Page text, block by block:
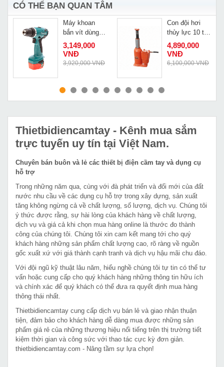
CÓ THỂ BẠN QUAN TÂM
MUA NGAY
Máy khoan
bắn vít dùng
pin Makita
6281DWE
3,149,000
VNĐ
3,920,000 VNĐ
MUA NGAY
Con đội hơi
thủy lực 10 tấn
Masada APJ-
100-2
4,890,000
VNĐ
6,100,000 VNĐ
Thietbidiencamtay - Kênh mua sắm
trực tuyến uy tín tại Việt Nam.
Chuyên bán buôn và lẻ các thiết bị điện cầm tay và dụng cụ
hỗ trợ
Trong những năm qua, cùng với đà phát triển và đổi mới của đất
nước nhu cầu về các dụng cụ hỗ trợ trong xây dựng, sản xuất
tăng không ngừng cả về chất lượng, số lượng, dịch vụ. Chúng tôi
ý thức được rằng, sự hài lòng của khách hàng về chất lượng,
dịch vụ và giá cả khi chọn mua hàng online là thước đo thành
công của chúng tôi. Chúng tôi xin cam kết mang tới cho quý
khách hàng những sản phẩm chất lượng cao, rõ ràng về nguồn
gốc xuất xứ với giá thành cạnh tranh và dịch vụ hậu mãi chu đáo.
Với đội ngũ kỹ thuật lâu năm, hiểu nghề chúng tôi tự tin có thể tư
vấn hoặc cung cấp cho quý khách hàng những thông tin hữu ích
và chính xác để quý khách có thể đưa ra quyết định mua hàng
thông thái nhất.
Thietbidiencamtay cung cấp dịch vụ bán lẻ và giao nhận thuận
tiện, đảm bảo cho khách hàng dễ dàng mua được những sản
phẩm giá rẻ của những thương hiệu nổi tiếng trên thị trường tiết
kiệm thời gian và công sức với thao tác cực kỳ đơn giản.
thietbidiencamtay.com - Nâng tầm sự lựa chọn!